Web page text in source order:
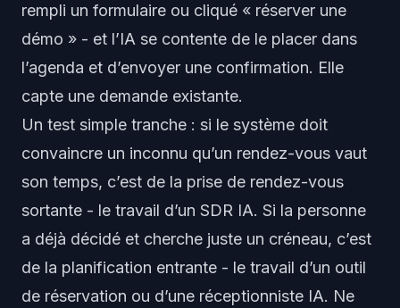
rempli un formulaire ou cliqué « réserver une
démo » - et l’IA se contente de le placer dans
l’agenda et d’envoyer une confirmation. Elle
capte une demande existante.
Un test simple tranche : si le système doit
convaincre un inconnu qu’un rendez-vous vaut
son temps, c’est de la prise de rendez-vous
sortante - le travail d’un SDR IA. Si la personne
a déjà décidé et cherche juste un créneau, c’est
de la planification entrante - le travail d’un outil
de réservation ou d’une réceptionniste IA. Ne